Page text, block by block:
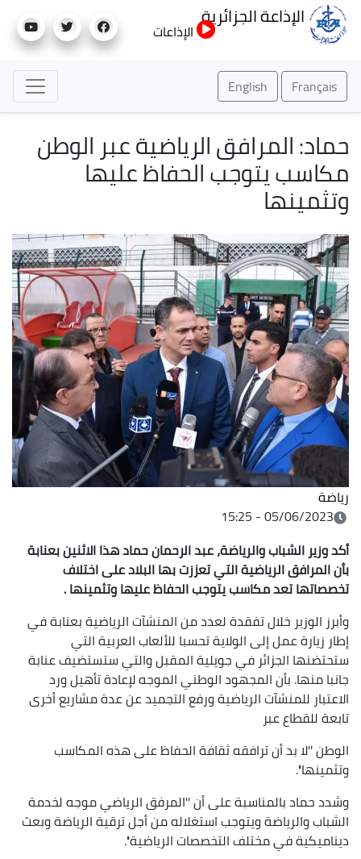
إلى
الإذاعة الجزائرية
الإذاعات
Français
English
حماد: المرافق الرياضية عبر الوطن
مكاسب يتوجب الحفاظ عليها
وتثمينها
رياضة
05/06/2023 - 15:25
أكد وزير الشباب والرياضة، عبد الرحمان حماد هذا الاثنين بعنابة
بأن المرافق الرياضية التي تعززت بها البلاد على اختلاف
تخصصاتها تعد مكاسب يتوجب الحفاظ عليها وتثمينها .
وأبرز الوزير خلال تفقدة لعدد من المنشآت الرياضية بعنابة في
إطار زيارة عمل إلى الولاية تحسبا للألعاب العربية التي
ستحتضنها الجزائر في جويلية المقبل والتي ستستضيف عنابة
جانبا منها. بأن المجهود الوطني الموجه لإعادة تأهيل ورد
الاعتبار للمنشآت الرياضية ورفع التجميد عن عدة مشاريع أخرى
تابعة للقطاع عبر
الوطن ''لا بد أن ترافقه ثقافة الحفاظ على هذه المكاسب
وتثمينها''.
وشدد حماد بالمناسبة على أن ''المرفق الرياضي موجه لخدمة
الشباب والرياضة ويتوجب استغلاله من أجل ترقية الرياضة وبعث
ديناميكية في مختلف التخصصات الرياضية''.